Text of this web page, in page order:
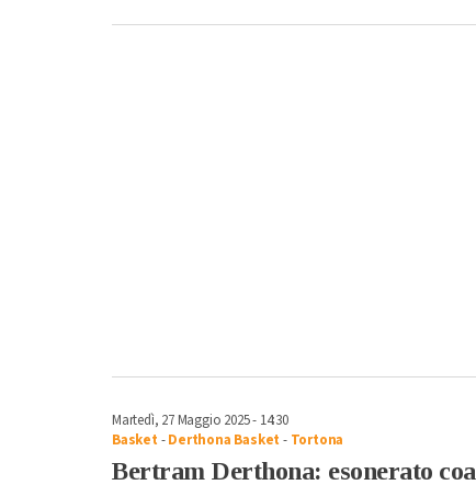
Martedì, 27 Maggio 2025 - 14:30
Basket -Derthona Basket - Tortona
Bertram Derthona: esonerato